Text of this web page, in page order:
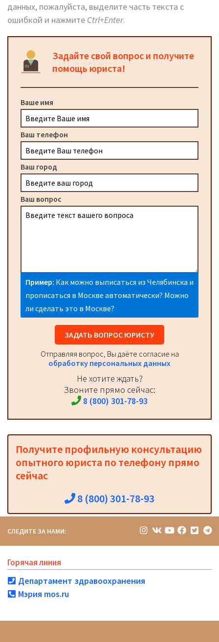
данных, пожалуйста, выделите часть текста с
ошибкой и нажмите Ctrl+Enter.
Задайте свой вопрос и получите
помощь юриста!
Ваше имя
Ваш телефон
Ваш город
Ваш вопрос
Пример: Как можно выписаться из Челябинска и
прописаться в Москве автоматически? Можно
ли сделать это в Москве?
ЗАДАТЬ ВОПРОС ЮРИСТУ
Отправляя вопрос, Вы даёте согласие на
обработку персональных данных
Не хотите ждать?
Звоните прямо сейчас:
8 (800) 301-78-93
Получите профильную консультацию
опытного юриста по телефону прямо
сейчас
8 (800) 301-78-93
СЛЕДИТЕ ЗА НАМИ:
Горячая линия
Департамент здравоохранения
Мэрия mos.ru